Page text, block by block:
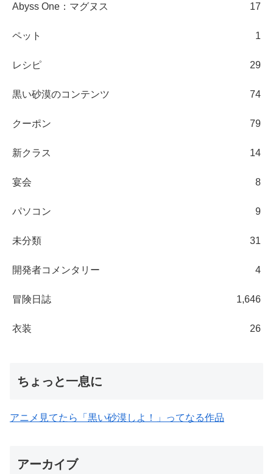
Abyss One：マグヌス 17
ペット 1
レシピ 29
黒い砂漠のコンテンツ 74
クーポン 79
新クラス 14
宴会 8
パソコン 9
未分類 31
開発者コメンタリー 4
冒険日誌 1,646
衣装 26
ちょっと一息に
アニメ見てたら「黒い砂漠しよ！」ってなる作品
アーカイブ